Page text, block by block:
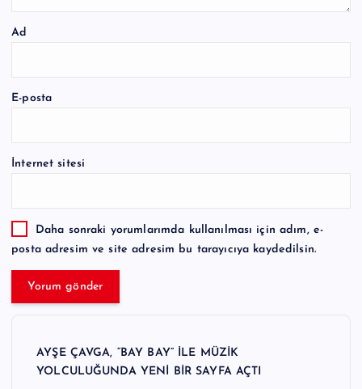
Ad
E-posta
İnternet sitesi
Daha sonraki yorumlarımda kullanılması için adım, e-
posta adresim ve site adresim bu tarayıcıya kaydedilsin.
AYŞE ÇAVGA, “BAY BAY” İLE MÜZİK
YOLCULUĞUNDA YENİ BİR SAYFA AÇTI